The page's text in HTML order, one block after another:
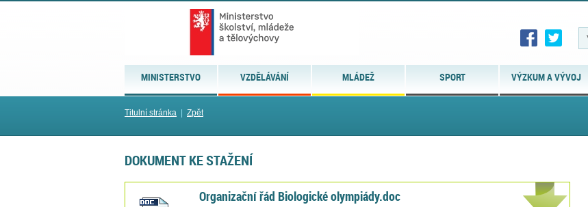
MINISTERSTVO VZDĚLÁVÁNÍ MLÁDEŽ SPORT VÝZKUM A VÝVOJ
Titulní stránka Zpět
DOKUMENT KE STAŽENÍ
Organizační řád Biologické olympiády.doc